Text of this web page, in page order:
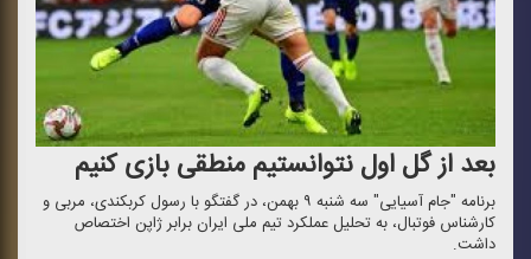
بعد از گل اول نتوانستیم منطقی بازی كنیم
برنامه "جام آسیایی" سه شنبه ۹ بهمن، در گفتگو با رسول كربكندی، مربی و
كارشناس فوتبال، به تحلیل عملكرد تیم ملی ایران برابر ژاپن اختصاص
داشت.